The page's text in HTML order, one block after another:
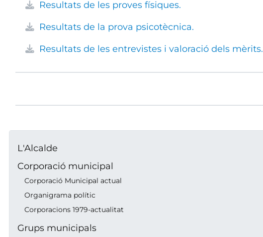
L'Alcalde
Corporació municipal
Corporació Municipal actual
Organigrama polític
Corporacions 1979-actualitat
Grups municipals
Resultats de les proves físiques.
Resultats de la prova psicotècnica.
Resultats de les entrevistes i valoració dels mèrits.